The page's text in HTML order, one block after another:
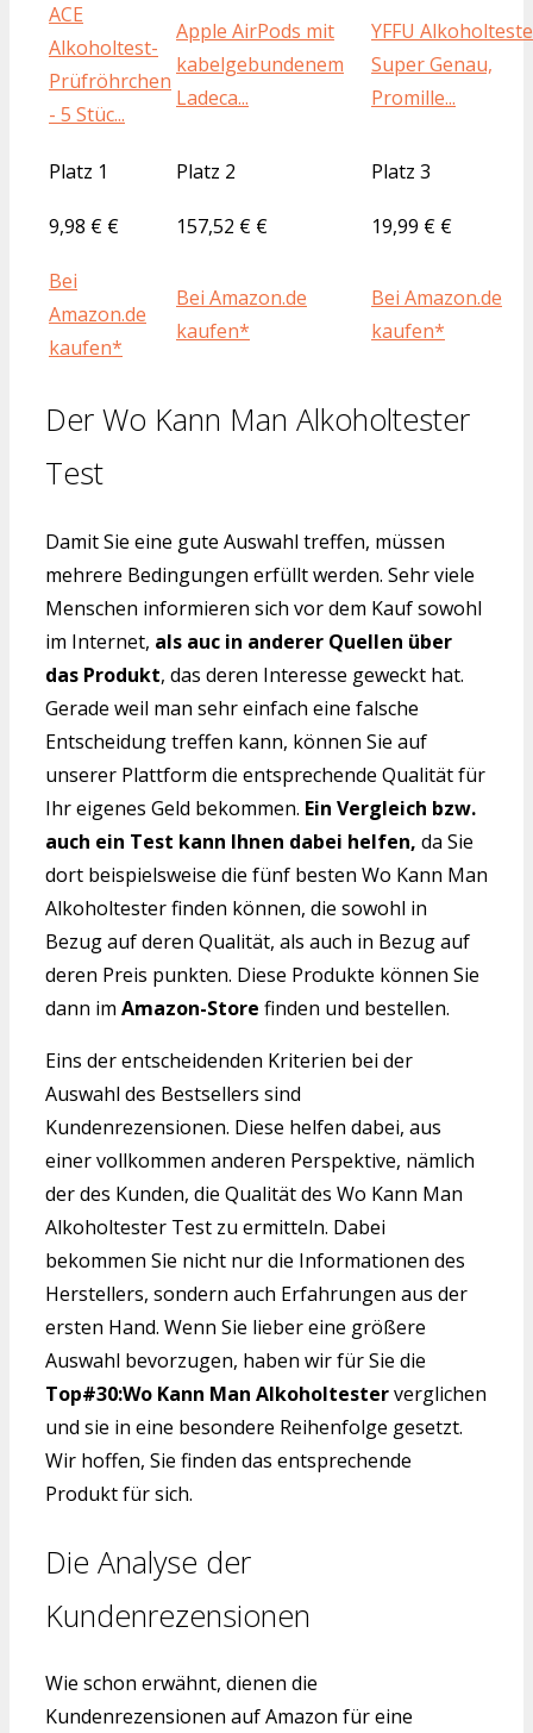
ACE
Alkoholtest-
Prüfröhrchen
- 5 Stüc...
Apple AirPods mit
kabelgebundenem
Ladeca...
YFFU
Super Genau,
Promille...
Platz 1 Platz 2 Platz 3
9,98 € € 157,52 € € 19,99 € €
Bei
Amazon.de
kaufen*
Bei Amazon.de
kaufen*
Bei Amazon.de
kaufen*
Der Wo Kann Man Alkoholtester
Test
Damit Sie eine gute Auswahl treffen, müssen
mehrere Bedingungen erfüllt werden. Sehr viele
Menschen informieren sich vor dem Kauf sowohl
im Internet, als auc in anderer Quellen über
das Produkt, das deren Interesse geweckt hat.
Gerade weil man sehr einfach eine falsche
Entscheidung treffen kann, können Sie auf
unserer Plattform die entsprechende Qualität für
Ihr eigenes Geld bekommen. Ein Vergleich bzw.
auch ein Test kann Ihnen dabei helfen, da Sie
dort beispielsweise die fünf besten Wo Kann Man
Alkoholtester finden können, die sowohl in
Bezug auf deren Qualität, als auch in Bezug auf
deren Preis punkten. Diese Produkte können Sie
dann im Amazon-Store finden und bestellen.
Eins der entscheidenden Kriterien bei der
Auswahl des Bestsellers sind
Kundenrezensionen. Diese helfen dabei, aus
einer vollkommen anderen Perspektive, nämlich
der des Kunden, die Qualität des Wo Kann Man
Alkoholtester Test zu ermitteln. Dabei
bekommen Sie nicht nur die Informationen des
Herstellers, sondern auch Erfahrungen aus der
ersten Hand. Wenn Sie lieber eine größere
Auswahl bevorzugen, haben wir für Sie die
Top#30:Wo Kann Man Alkoholtesterverglichen
und sie in eine besondere Reihenfolge gesetzt.
Wir hoffen, Sie finden das entsprechende
Produkt für sich.
Die Analyse der
Kundenrezensionen
Wie schon erwähnt, dienen die
Kundenrezensionen auf Amazon für eine